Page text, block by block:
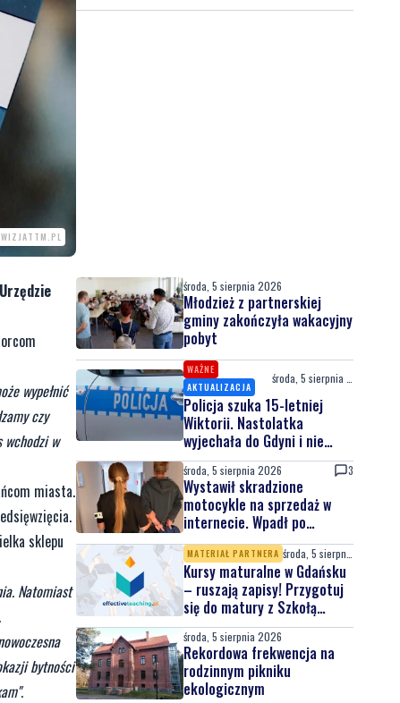
wypełnić
czy
wchodzi w
miasta.
sklepu
Natomiast
bytności
środa, 5 sierpnia 2026
Młodzież z partnerskiej
gminy zakończyła wakacyjny
pobyt
WAŻNE
AKTUALIZACJA
Policja szuka 15-letniej
Wiktorii. Nastolatka
wyjechała do Gdyni i nie
wróciła
środa, 5 sierpnia 2026 3
Wystawił skradzione
motocykle na sprzedaż w
internecie. Wpadł po
zgłoszeniu właściciela
MATERIAŁ PARTNERA
Kursy maturalne w Gdańsku
– ruszają zapisy! Przygotuj
się do matury z Szkołą
Effective Teaching!
środa, 5 sierpnia 2026
Rekordowa frekwencja na
rodzinnym pikniku
ekologicznym